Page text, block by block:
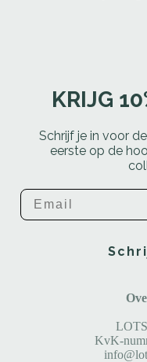
KRIJG
Schrijf je in voor
eerste op de
Email
KvK-